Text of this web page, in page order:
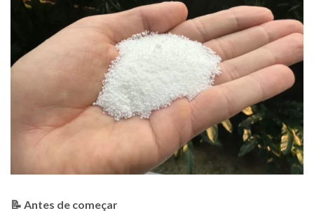
📝 Antes de começar